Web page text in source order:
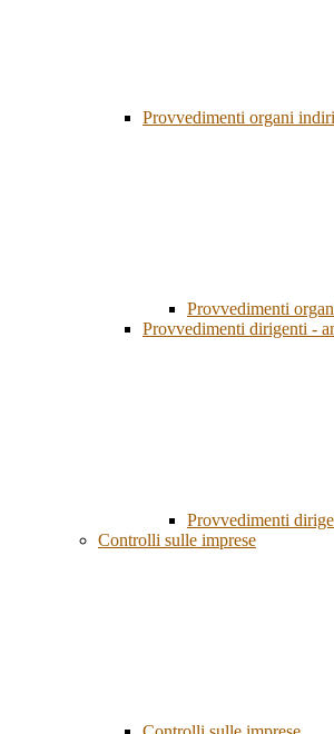
Provvedimenti organi
Provvedimenti
Provvedimenti dirigenti -
Provvedimenti
Controlli sulle imprese